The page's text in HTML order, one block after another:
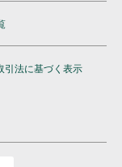
引法に基づく表示